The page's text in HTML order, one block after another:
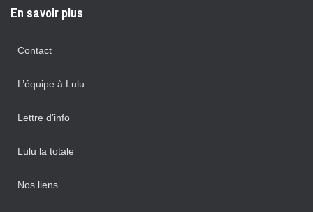
En savoir plus
Contact
L’équipe à Lulu
Lettre d’info
Lulu la totale
Nos liens